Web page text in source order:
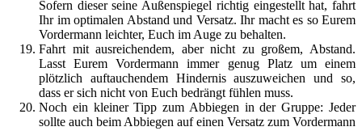
Sofern dieser seine Außenspiegel richtig eingestellt hat, fahrt
Ihr im optimalen Abstand und Versatz. Ihr macht es so Eurem
Vordermann leichter, Euch im Auge zu behalten.
Fahrt mit ausreichendem, aber nicht zu großem, Abstand.
Lasst Eurem Vordermann immer genug Platz um einem
plötzlich auftauchendem Hindernis auszuweichen und so,
dass er sich nicht von Euch bedrängt fühlen muss.
Noch ein kleiner Tipp zum Abbiegen in der Gruppe: Jeder
sollte auch beim Abbiegen auf einen Versatz zum Vordermann